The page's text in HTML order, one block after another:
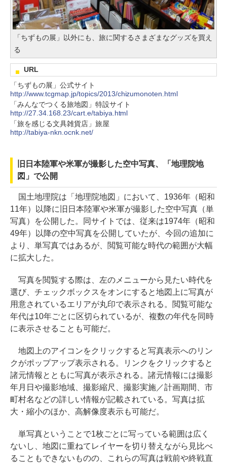
「ちずもの展」以外にも、旅に関するさまざまなグッズを買え
る
URL
「ちずもの展」公式サイト
http://www.tcgmap.jp/topics/2013/chizumonoten.html
「みんなでつくる旅地図」特設サイト
http://27.34.168.23/cart.e/tabiya.html
「旅を感じる文具雑貨店」旅屋
http://tabiya-nkn.ocnk.net/
旧日本陸軍や米軍が撮影した空中写真、「地理院地
図」で公開
国土地理院は「地理院地図」において、1936年（昭和
11年）以降に旧日本陸軍や米軍が撮影した空中写真（単
写真）を公開した。同サイトでは、従来は1974年（昭和
49年）以降の空中写真を公開していたが、今回の追加に
より、単写真ではあるが、閲覧可能な時代の範囲が大幅
に拡大した。
写真を閲覧する際は、左のメニューから見たい時代を
選び、チェックボックスをオンにすると地図上に写真が
用意されているエリアが丸印で表示される。閲覧可能な
年代は10年ごとに区切られているが、複数の年代を同時
に表示させることも可能だ。
地図上のアイコンをクリックすると写真表示へのリン
クがポップアップ表示される。リンクをクリックすると
諸元情報とともに写真が表示される。諸元情報には撮影
年月日や撮影地域、撮影縮尺、撮影実施／計画期間、市
町村名などの詳しい情報が記載されている。写真は拡
大・縮小のほか、高解像度表示も可能だ。
単写真ということで1枚ごとに写っている範囲は広く
ないし、地図に重ねてレイヤーを切り替えながら見比べ
ることもできないものの、これらの写真は戦前や終戦直